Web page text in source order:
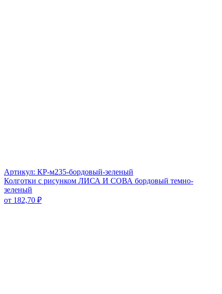
Артикул: КР-м235-бордовый-зеленый
Колготки с рисунком ЛИСА И СОВА бордовый темно-
зеленый
от 182,70 ₽